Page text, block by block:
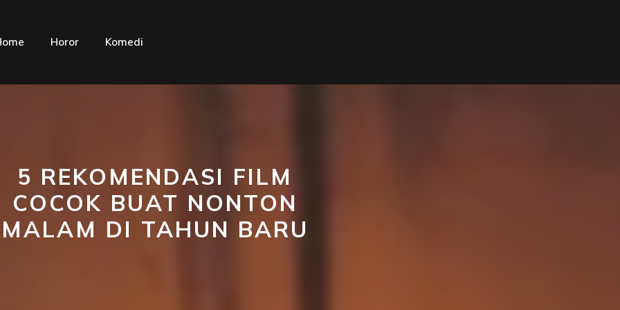
Horor Komedi
5 REKOMENDASI FILM
COCOK BUAT NONTON
MALAM DI TAHUN BARU